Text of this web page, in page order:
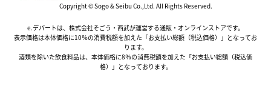
Copyright © Sogo & Seibu Co.,Ltd. All Rights Reserved.
e.デパートは、株式会社そごう・西武が運営する通販・オンラインストアです。
表示価格は本体価格に10％の消費税額を加えた「お支払い総額（税込価格）」となってお
ります。
酒類を除いた飲食料品は、本体価格に8％の消費税額を加えた「お支払い総額（税込価
格）」となっております。